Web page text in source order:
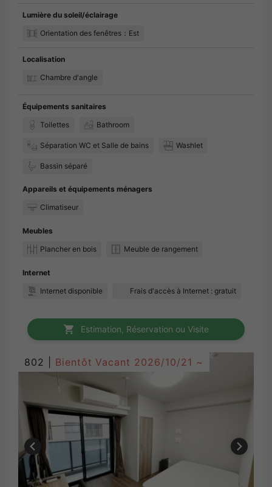
Lumière du soleil/éclairage
Orientation des fenêtres：Est
Localisation
Chambre d'angle
Équipements sanitaires
Toilettes
Bathroom
Séparation WC et Salle de bains Washlet
Bassin séparé
Appareils et équipements ménagers
Climatiseur
Meubles
Plancher en bois
Meuble de rangement
Internet
Internet disponible
Frais d'accès à Internet : gratuit
Estimation, Réservation ou Visite
802 | Bientôt Vacant 2026/10/21 ~